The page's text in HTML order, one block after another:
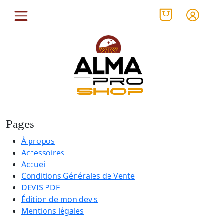
Pages
À propos
Accessoires
Accueil
Conditions Générales de Vente
DEVIS PDF
Édition de mon devis
Mentions légales